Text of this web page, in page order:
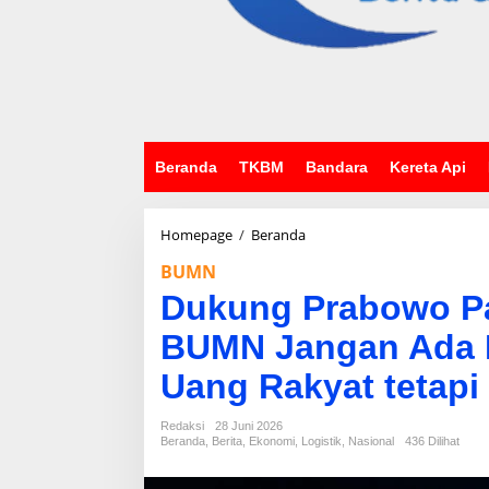
Beranda TKBM Bandara Kereta Api
Homepage / Beranda
u
n
P
r
a
w
BUMN
Dukung Prabowo
BUMN Jangan
Uang Rakyat
Redaksi
28 Juni 2026
Beranda
Berita Ekonomi Logistik Nasional 436 Dilihat